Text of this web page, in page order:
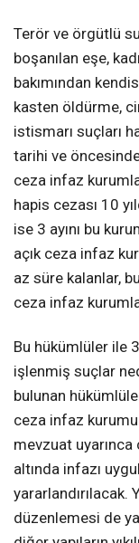
Terör ve örgütlü
boşanılan eşe,
bakımından
kasten öldürme,
istismarı suçları
tarihi ve
ceza infaz
hapis cezası 10
ise 3 ayını bu
açık ceza infaz
az süre kalanlar,
ceza infaz
Bu hükümlüler ile
işlenmiş suçlar
bulunan
ceza infaz
mevzuat
altında infazı
düzenlemesi de